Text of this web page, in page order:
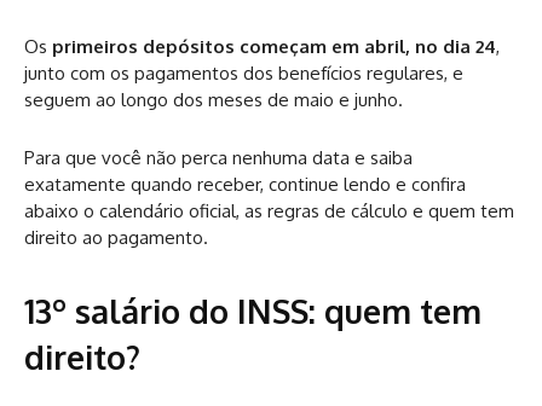
Os primeiros depósitos começam em abril, no dia 24,
junto com os pagamentos dos benefícios regulares, e
seguem ao longo dos meses de maio e junho.
Para que você não perca nenhuma data e saiba
exatamente quando receber, continue lendo e confira
abaixo o calendário oficial, as regras de cálculo e quem tem
direito ao pagamento.
13º salário do INSS: quem tem
direito?